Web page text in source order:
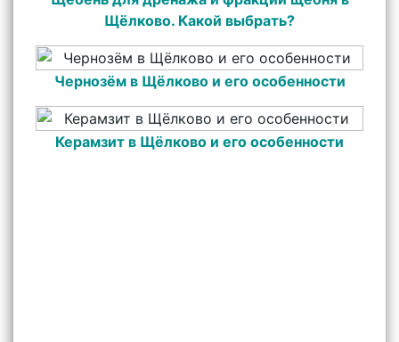
Щёлково. Какой выбрать?
Чернозём в Щёлково и его особенности
Керамзит в Щёлково и его особенности